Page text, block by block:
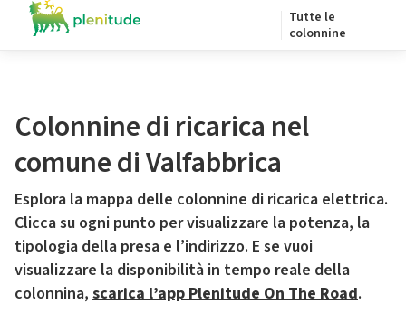
Tutte le
colonnine
Colonnine di ricarica nel
comune di Valfabbrica
Esplora la mappa delle colonnine di ricarica elettrica.
Clicca su ogni punto per visualizzare la potenza, la
tipologia della presa e l’indirizzo. E se vuoi
visualizzare la disponibilità in tempo reale della
colonnina, scarica l’app Plenitude On The Road.